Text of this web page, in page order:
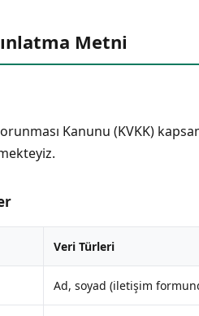
Metni
Kanunu (KVKK)
Veri Türleri
Ad, soyad (iletişim